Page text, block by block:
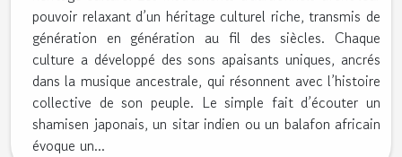
pouvoir relaxant d’un héritage culturel riche, transmis de
génération en génération au fil des siècles. Chaque
culture a développé des sons apaisants uniques, ancrés
dans la musique ancestrale, qui résonnent avec l’histoire
collective de son peuple. Le simple fait d’écouter un
shamisen japonais, un sitar indien ou un balafon africain
évoque un...